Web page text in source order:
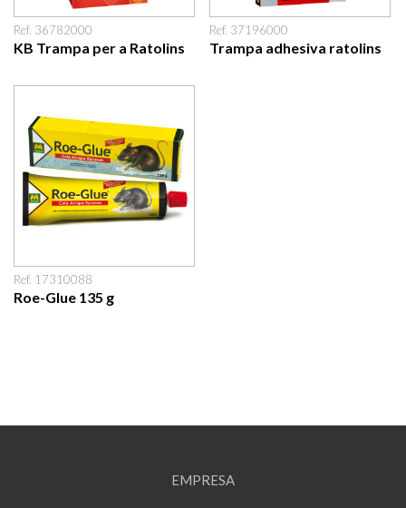
Ref. 36782000
KB Trampa per a Ratolins
Ref. 37196000
Trampa adhesiva ratolins
Ref. 17310088
Roe-Glue 135 g
EMPRESA